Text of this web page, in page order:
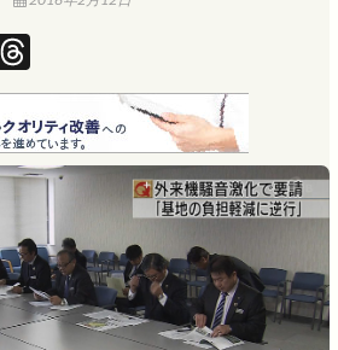
h
r
e
d
s